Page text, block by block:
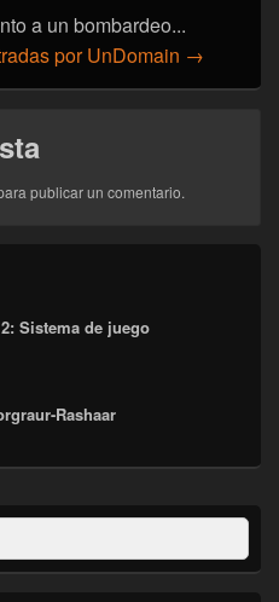
a un bombardeo...
por UnDomain →
publicar un comentario.
Sistema de juego
Rashaar